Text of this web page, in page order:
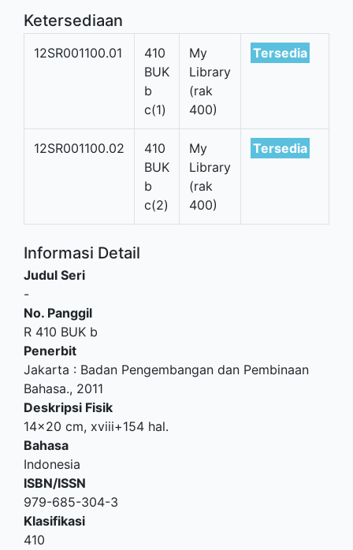
Ketersediaan
12SR001100.01
410
BUK
b
c(1)
My
Library
(rak
400)
Tersedia
12SR001100.02
410
BUK
b
c(2)
My
Library
(rak
400)
Tersedia
Informasi Detail
Judul Seri
-
No. Panggil
R 410 BUK b
Penerbit
Jakarta : Badan Pengembangan dan Pembinaan
Bahasa., 2011
Deskripsi Fisik
14x20 cm, xviii+154 hal.
Bahasa
Indonesia
ISBN/ISSN
979-685-304-3
Klasifikasi
410